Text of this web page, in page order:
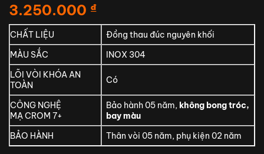
3.250.000 ₫
CHẤT LIỆU
Đồng thau đúc nguyên khối
MÀU SẮC
INOX 304
LÕI VÒI KHÓA AN
TOÀN
Có
CÔNG NGHỆ
MẠ CROM 7+
Bảo hành 05 năm, không bong tróc,
bay màu
BẢO HÀNH
Thân vòi 05 năm, phụ kiện 02 năm